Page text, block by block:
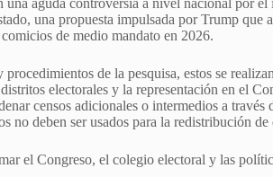
una propuesta impulsada por Trump que
de medio mandato en 2026.
de la pesquisa, estos se
electorales y la representación en el
censos adicionales o intermedios a través
no deben ser usados para la redistribución de
el Congreso, el colegio electoral y las